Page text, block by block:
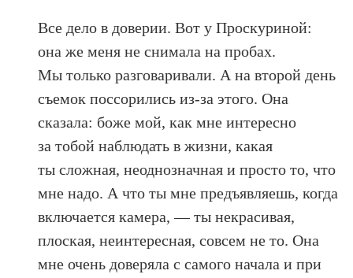
Все дело в доверии. Вот у Проскуриной:
она же меня не снимала на пробах.
Мы только разговаривали. А на второй день
съемок поссорились из-за этого. Она
сказала: боже мой, как мне интересно
за тобой наблюдать в жизни, какая
ты сложная, неоднозначная и просто то, что
мне надо. А что ты мне предъявляешь, когда
включается камера, — ты некрасивая,
плоская, неинтересная, совсем не то. Она
мне очень доверяла с самого начала и при